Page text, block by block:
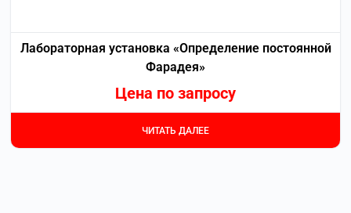
Лабораторная установка «Определение постоянной
Фарадея»
Цена по запросу
ЧИТАТЬ ДАЛЕЕ